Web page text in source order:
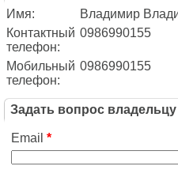
Имя:
Владимир
Контактный
телефон:
0986990155
Мобильный
телефон:
0986990155
Задать вопрос
Email *